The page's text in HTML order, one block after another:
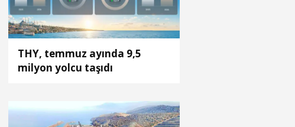
THY, temmuz ayında 9,5
milyon yolcu taşıdı